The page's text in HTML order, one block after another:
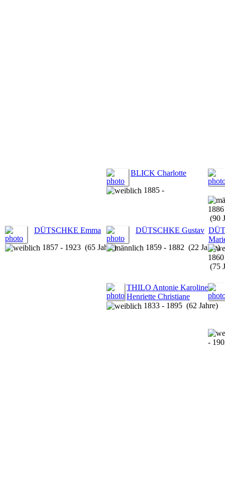
BLICK Charlotte
1885 -
(90
DÜTSCHKE Emma
1857 - 1923 (65 Jahre)
DÜTSCHKE Gustav
1859 - 1882 (22 Jahre)
(75
THILO Antonie Karoline
Henriette Christiane
1833 - 1895 (62 Jahre)
-